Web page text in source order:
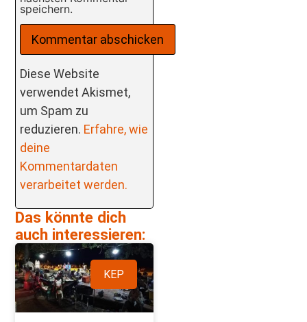
speichern.
Diese Website
verwendet Akismet,
um Spam zu
reduzieren. Erfahre, wie
deine
Kommentardaten
verarbeitet werden.
Das könnte dich
auch interessieren:
KEP